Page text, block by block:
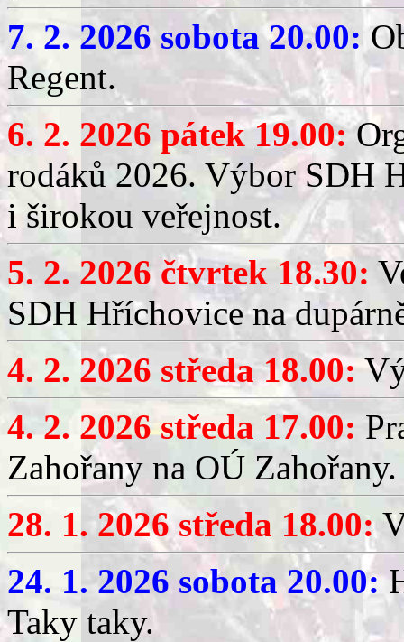
7. 2. 2026 sobota 20.00:
Regent.
6. 2. 2026 pátek 19.00:
rodáků 2026. Výbor SDH
i širokou veřejnost.
5. 2. 2026 čtvrtek 18.30:
SDH Hříchovice na
4. 2. 2026 středa 18.00:
4. 2. 2026 středa 17.00:
Zahořany na OÚ Zahořany.
28. 1. 2026 středa 18.00:
24. 1. 2026 sobota 20.00:
Taky taky.